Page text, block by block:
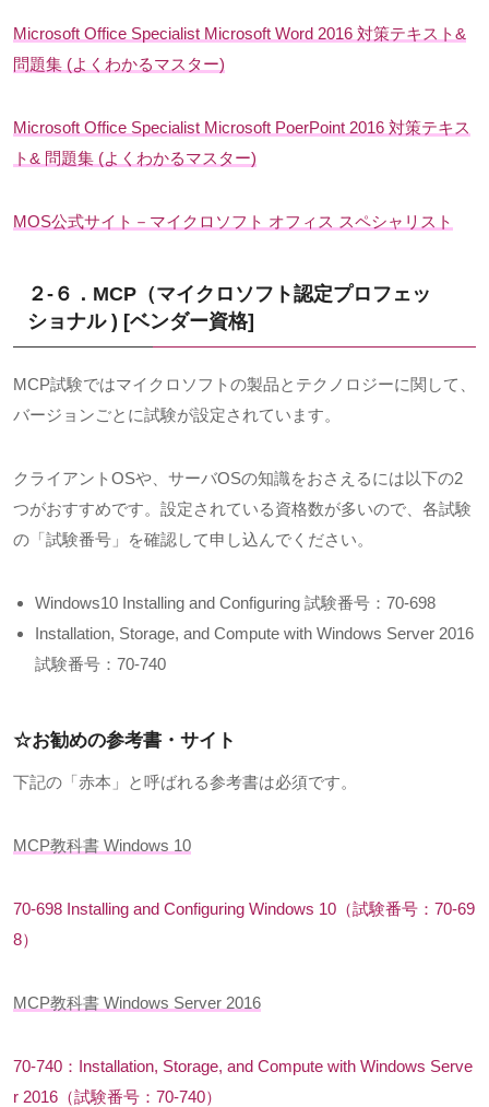
Microsoft Office Specialist Microsoft Word 2016 対策テキスト&
問題集 (よくわかるマスター)
Microsoft Office Specialist Microsoft PoerPoint 2016 対策テキス
ト& 問題集 (よくわかるマスター)
MOS公式サイト－マイクロソフト オフィス スペシャリスト
２-６．MCP（マイクロソフト認定プロフェッ
ショナル) [ベンダー資格]
MCP試験ではマイクロソフトの製品とテクノロジーに関して、
バージョンごとに試験が設定されています。
クライアント OSや、サーバOSの知識をおさえるには以下の2
つがおすすめです。設定されている資格数が多いので、各試験
の「試験番号」を確認して申し込んでください。
Windows10 Installing and Configuring 試験番号： 70-698
Installation, Storage, and Compute with Windows Server 2016
試験番号： 70-740
☆お勧めの参考書・サイト
下記の「赤本」と呼ばれる参考書は必須です。
MCP教科書 Windows 10
70-698 Installing and Configuring Windows 10（試験番号： 70-69
8）
MCP教科書 Windows Server 2016
70-740： Installation, Storage, and Compute with Windows Serve
r 2016 （試験番号： 70-740）